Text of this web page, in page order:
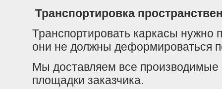
Транспортировка
Транспортировать каркасы
они не должны деформироваться
Мы доставляем все производимые
площадки заказчика.